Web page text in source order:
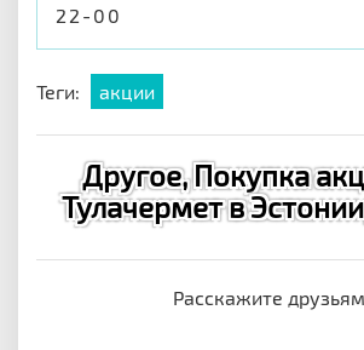
22-00
Теги: акции
Другое, Покупка
Тулачермет в
Расскажите